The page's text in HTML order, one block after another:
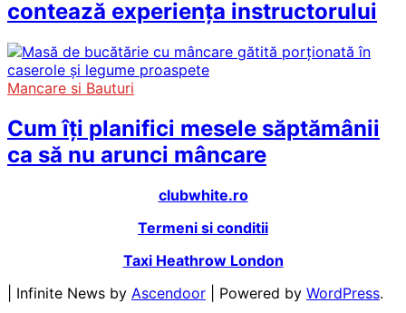
contează experiența instructorului
Mancare si Bauturi
Cum îți planifici mesele săptămânii
ca să nu arunci mâncare
clubwhite.ro
Termeni si conditii
Taxi Heathrow London
| Infinite News by Ascendoor | Powered by WordPress.